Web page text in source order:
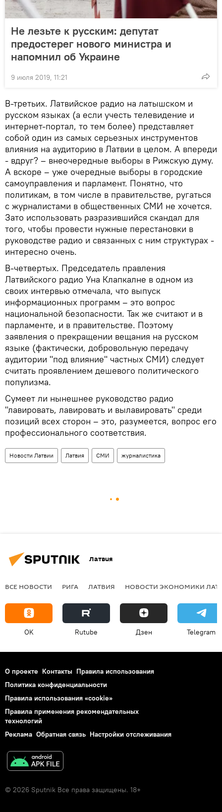
Не лезьте к русским: депутат
предостерег нового министра и
напомнил об Украине
9 июля 2019, 11:21
В-третьих. Латвийское радио на латышском и
русском языках (а если учесть телевидение и
интернет-портал, то тем более) представляет
собой один из самых серьезных инструментов
влияния на аудиторию в Латвии в целом. А впереди
- вдруг? – внеочередные выборы в Рижскую думу.
А вскоре – уже очередные выборы в городские
самоуправления и парламент. Понятно, что
политикам, в том числе в правительстве, ругаться
с журналистами в общественных СМИ не хочется.
Зато использовать разразившийся скандал для
того, чтобы провести нужные перестановки в
руководстве радио и связанных с ним структурах -
интересно очень.
В-четвертых. Председатель правления
Латвийского радио Уна Клапкалне в одном из
своих интервью отмечала, что выпуск
информационных программ – это вопрос
национальной безопасности. Так же считают и в
парламенте, и в правительстве. Поэтому
заявления о прекращении вещания на русском
языке (фактически, добровольную передачу
аудитории "под влияние" частных СМИ) следует
считать проявлением дешевого политического
популизма.
Сумеет ли нынешнее руководство радио
"лавировать, лавировать и вылавировать" среди
позиций всех сторон – это, разумеется, вопрос его
профессионального соответствия.
Новости Латвии Латвия СМИ журналистика
Латвия
ВСЕ НОВОСТИ РИГА ЛАТВИЯ НОВОСТИ ЭКОНОМИКИ
OK Rutube Дзен Telegram
О проекте Контакты Правила использования
Политика конфиденциальности
Правила использования «cookie»
Правила применения рекомендательных
технологий
Реклама Обратная связь Настройки отслеживания
© 2026 Sputnik Все права защищены. 18+